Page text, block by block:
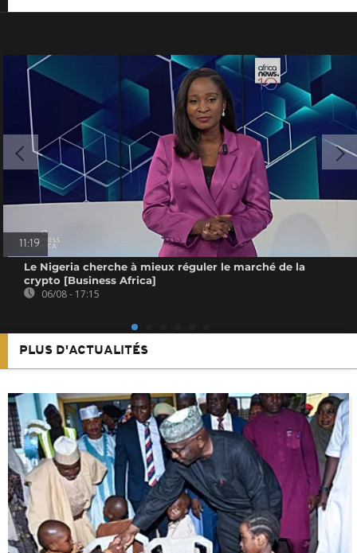
11:19
Le Nigeria cherche à mieux réguler le marché de la
crypto [Business Africa]
06/08 - 17:15
PLUS D'ACTUALITÉS